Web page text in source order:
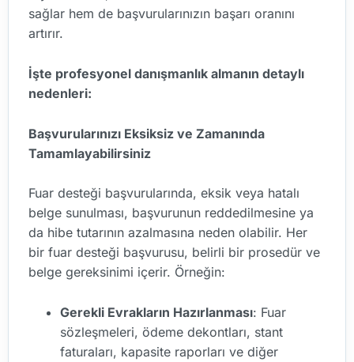
sağlar hem de başvurularınızın başarı oranını
artırır.
İşte profesyonel danışmanlık almanın detaylı
nedenleri:
Başvurularınızı Eksiksiz ve Zamanında
Tamamlayabilirsiniz
Fuar desteği başvurularında, eksik veya hatalı
belge sunulması, başvurunun reddedilmesine ya
da hibe tutarının azalmasına neden olabilir. Her
bir fuar desteği başvurusu, belirli bir prosedür ve
belge gereksinimi içerir. Örneğin:
Gerekli Evrakların Hazırlanması: Fuar
sözleşmeleri, ödeme dekontları, stant
faturaları, kapasite raporları ve diğer